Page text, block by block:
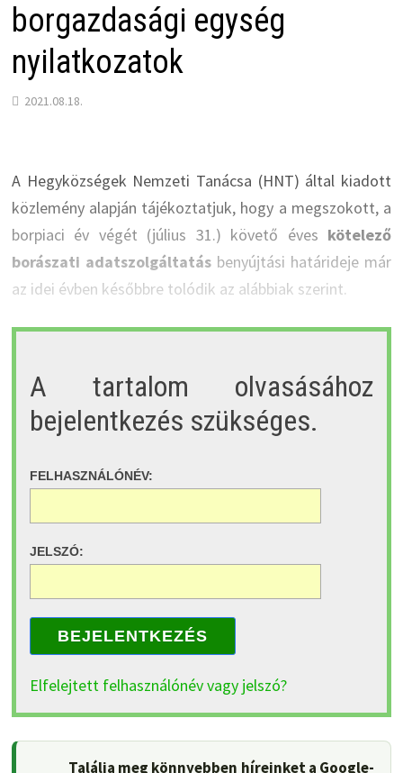
borgazdasági egység
nyilatkozatok
2021.08.18.
A Hegyközségek Nemzeti Tanácsa (HNT) által kiadott
közlemény alapján tájékoztatjuk, hogy a megszokott, a
borpiaci év végét (július 31.) követő éves kötelező
borászati adatszolgáltatásbenyújtási határideje már
az idei évben későbbre tolódik az alábbiak szerint.
A tartalom olvasásához
bejelentkezés szükséges.
FELHASZNÁLÓNÉV:
JELSZÓ:
BEJELENTKEZÉS
Elfelejtett felhasználónév vagy jelszó?
Találja meg könnyebben híreinket a Google-